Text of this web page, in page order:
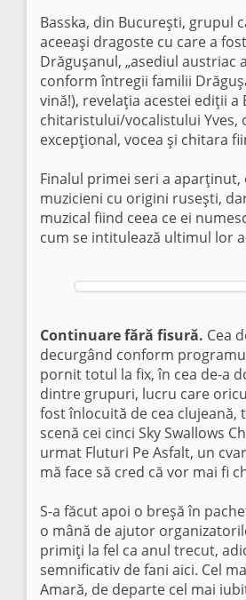
Basska, din Bucureşti, grupul
aceeaşi dragoste cu care a
Drăguşanul, „asediul
conform întregii familii
vină!), revelaţia acestei ediţii a
chitaristului/vocalistului Yves,
excepţional, vocea şi chitara
Finalul primei seri a
muzicieni cu origini ruseşti,
muzical fiind ceea ce ei
cum se intitulează ultimul lor
Continuare fără fisură. Cea
decurgând conform
pornit totul la fix, în cea de-a
dintre grupuri, lucru care
fost înlocuită de cea
scenă cei cinci Sky Swallows
urmat Fluturi Pe Asfalt, un
mă face să cred că vor mai fi
S-a făcut apoi o breşă în
o mână de ajutor
primiţi la fel ca anul trecut,
semnificativ de fani aici. Cel
Amară, de departe cel mai